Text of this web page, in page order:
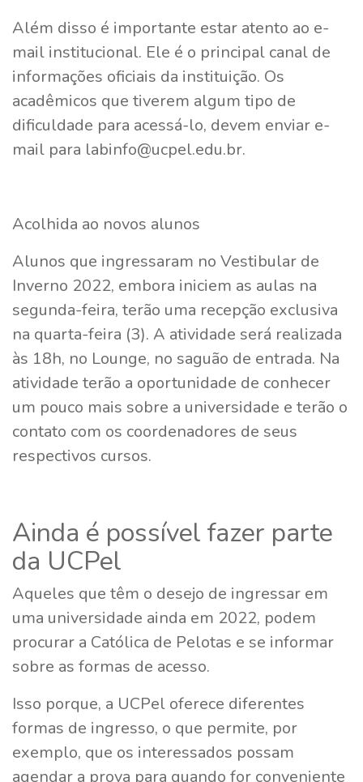
Além disso é importante estar atento ao e-
mail institucional. Ele é o principal canal de
informações oficiais da instituição. Os
acadêmicos que tiverem algum tipo de
dificuldade para acessá-lo, devem enviar e-
mail para labinfo@ucpel.edu.br.
Acolhida ao novos alunos
Alunos que ingressaram no Vestibular de
Inverno 2022, embora iniciem as aulas na
segunda-feira, terão uma recepção exclusiva
na quarta-feira (3). A atividade será realizada
às 18h, no Lounge, no saguão de entrada. Na
atividade terão a oportunidade de conhecer
um pouco mais sobre a universidade e terão o
contato com os coordenadores de seus
respectivos cursos.
Ainda é possível fazer parte
da UCPel
Aqueles que têm o desejo de ingressar em
uma universidade ainda em 2022, podem
procurar a Católica de Pelotas e se informar
sobre as formas de acesso.
Isso porque, a UCPel oferece diferentes
formas de ingresso, o que permite, por
exemplo, que os interessados possam
agendar a prova para quando for conveniente